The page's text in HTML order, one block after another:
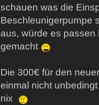
schauen was die
Beschleunigerpumpe
aus, würde es
gemacht
Die 300€ für den
einmal nicht
nix